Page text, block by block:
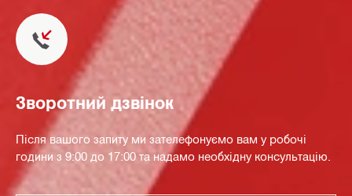
Зворотний дзвінок
Після вашого запиту ми зателефонуємо вам у робочі
години з 9:00 до 17:00 та надамо необхідну консультацію.